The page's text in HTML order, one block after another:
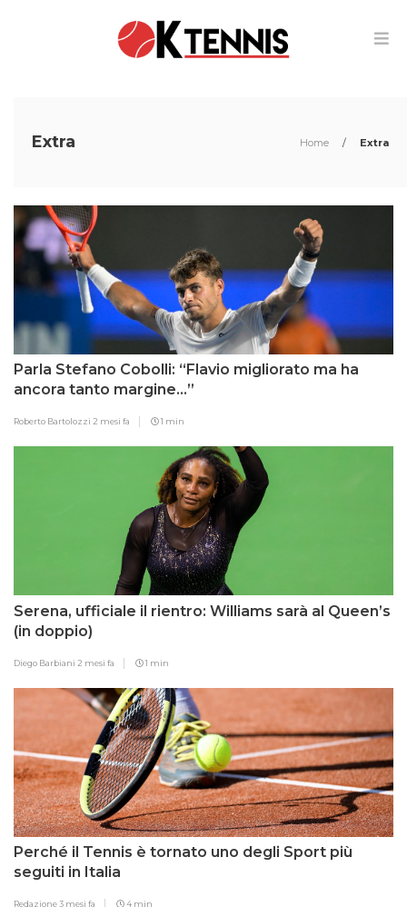
Extra Home / Extra
Parla Stefano Cobolli: “Flavio migliorato ma ha
ancora tanto margine…”
Roberto Bartolozzi 2 mesi fa 1 min
Serena, ufficiale il rientro: Williams sarà al Queen’s
(in doppio)
Diego Barbiani 2 mesi fa 1 min
Perché il Tennis è tornato uno degli Sport più
seguiti in Italia
Redazione3 mesi fa 4 min